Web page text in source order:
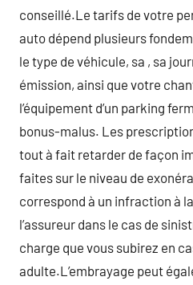
conseillé.Le tarifs de votre
auto dépend plusieurs
le type de véhicule, sa , sa
émission, ainsi que votre
l’équipement d’un parking
bonus-malus. Les
tout à fait retarder de façon
faites sur le niveau de
correspond à un infraction à
l’assureur dans le cas de
charge que vous subirez en
adulte.L’embrayage peut